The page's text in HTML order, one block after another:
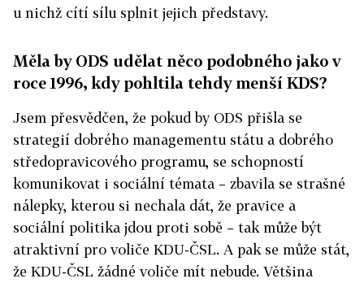
u nichž cítí sílu splnit jejich představy.
Měla by ODS udělat něco podobného jako v
roce 1996, kdy pohltila tehdy menší KDS?
Jsem přesvědčen, že pokud by ODS přišla se
strategií dobrého managementu státu a dobrého
středopravicového programu, se schopností
komunikovat i sociální témata – zbavila se strašné
nálepky, kterou si nechala dát, že pravice a
sociální politika jdou proti sobě – tak může být
atraktivní pro voliče KDU-ČSL. A pak se může stát,
že KDU-ČSL žádné voliče mít nebude. Většina